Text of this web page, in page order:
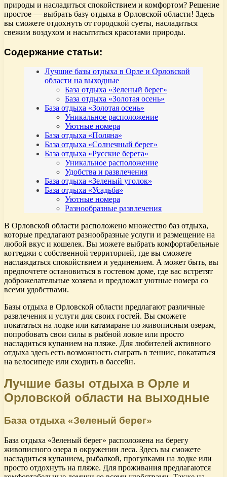
природы и насладиться спокойствием и комфортом? Решение
простое — выбрать базу отдыха в Орловской области! Здесь
вы сможете отдохнуть от городской суеты, насладиться
свежим воздухом и насытиться красотами природы.
Содержание статьи:
Лучшие базы отдыха в Орле и Орловской
области на выходные
База отдыха «Зеленый берег»
База отдыха «Золотая осень»
База отдыха «Золотая осень»
Уникальное расположение
Уютные номера
База отдыха «Поляна»
База отдыха «Солнечный берег»
База отдыха «Русские берега»
Уникальное расположение
Удобства и развлечения
База отдыха «Зеленый уголок»
База отдыха «Усадьба»
Уютные номера
Разнообразные развлечения
В Орловской области расположено множество баз отдыха,
которые предлагают разнообразные услуги и размещение на
любой вкус и кошелек. Вы можете выбрать комфортабельные
коттеджи с собственной территорией, где вы сможете
наслаждаться спокойствием и уединением. А может быть, вы
предпочтете остановиться в гостевом доме, где вас встретят
доброжелательные хозяева и предложат уютные номера со
всеми удобствами.
Базы отдыха в Орловской области предлагают различные
развлечения и услуги для своих гостей. Вы сможете
покататься на лодке или катамаране по живописным озерам,
попробовать свои силы в рыбной ловле или просто
насладиться купанием на пляже. Для любителей активного
отдыха здесь есть возможность сыграть в теннис, покататься
на велосипеде или сходить в бассейн.
Лучшие базы отдыха в Орле и
Орловской области на выходные
База отдыха «Зеленый берег»
База отдыха «Зеленый берег» расположена на берегу
живописного озера в окружении леса. Здесь вы сможете
насладиться купанием, рыбалкой, прогулками на лодке или
просто отдохнуть на пляже. Для проживания предлагаются